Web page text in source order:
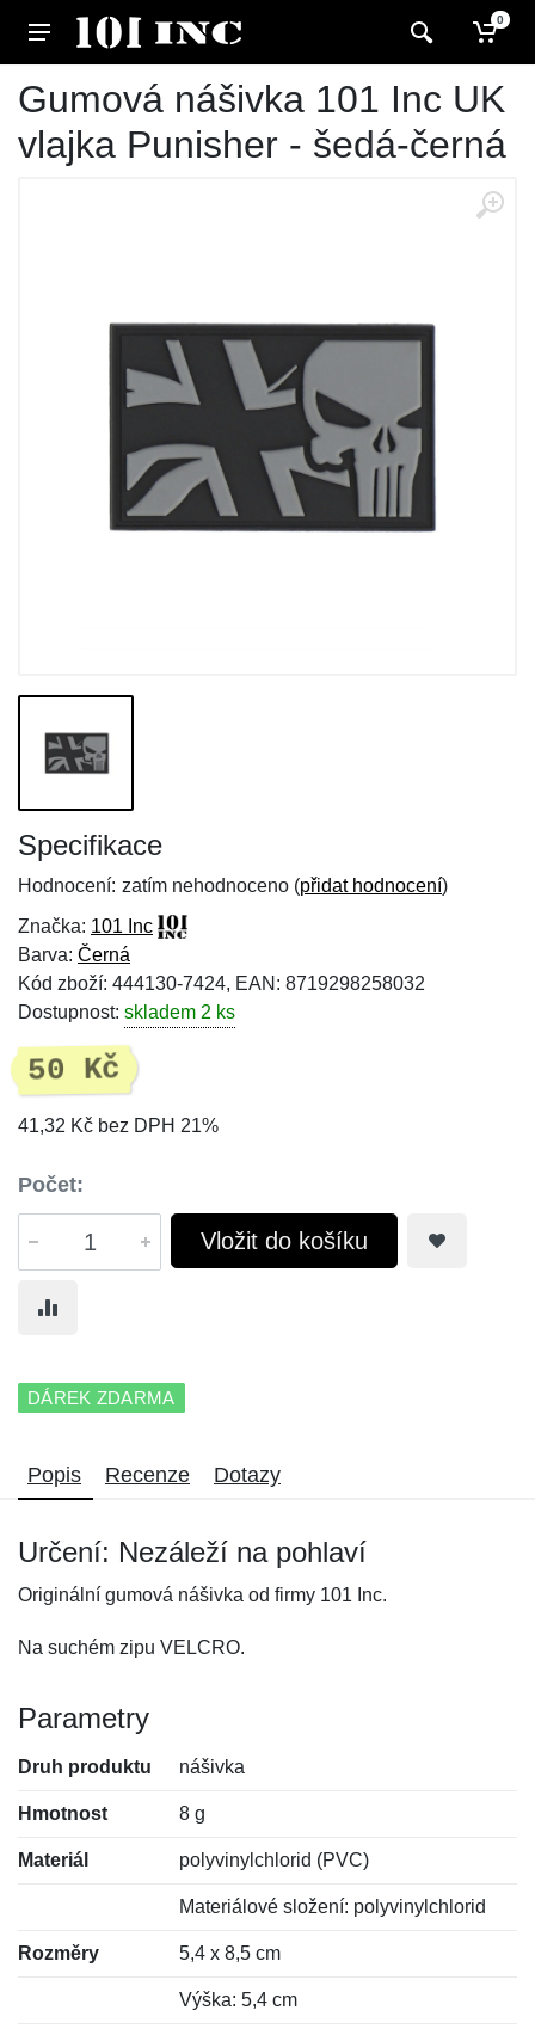
0
Gumová nášivka 101 Inc UK
vlajka Punisher - šedá-černá
Specifikace
Hodnocení: zatím nehodnoceno (přidat hodnocení)
Značka: 101 Inc
Barva: Černá
Kód zboží: 444130-7424, EAN: 8719298258032
Dostupnost: skladem 2 ks
50 Kč
41,32 Kč bez DPH 21%
Počet:
Vložit do košíku
DÁREK ZDARMA
Popis Recenze Dotazy
Určení: Nezáleží na pohlaví
Originální gumová nášivka od firmy 101 Inc.
Na suchém zipu VELCRO.
Parametry
Druh produktu nášivka
Hmotnost 8 g
Materiál polyvinylchlorid (PVC)
Materiálové složení: polyvinylchlorid
Rozměry 5,4 x 8,5 cm
Výška: 5,4 cm